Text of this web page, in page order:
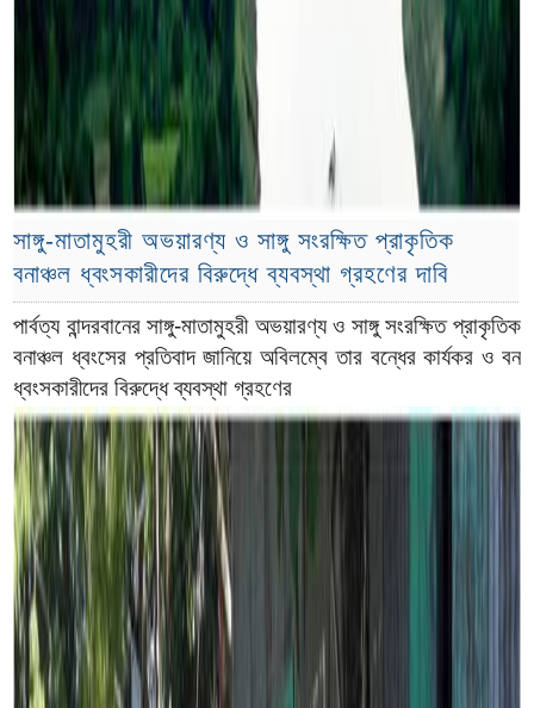
সাঙ্গু-মাতামুহরী অভয়ারণ্য ও সাঙ্গু সংরক্ষিত প্রাকৃতিক
বনাঞ্চল ধ্বংসকারীদের বিরুদ্ধে ব্যবস্থা গ্রহণের দাবি
পার্বত্য বান্দরবানের সাঙ্গু-মাতামুহরী অভয়ারণ্য ও সাঙ্গু সংরক্ষিত প্রাকৃতিক
বনাঞ্চল ধ্বংসের প্রতিবাদ জানিয়ে অবিলম্বে তার বন্ধের কার্যকর ও বন
ধ্বংসকারীদের বিরুদ্ধে ব্যবস্থা গ্রহণের